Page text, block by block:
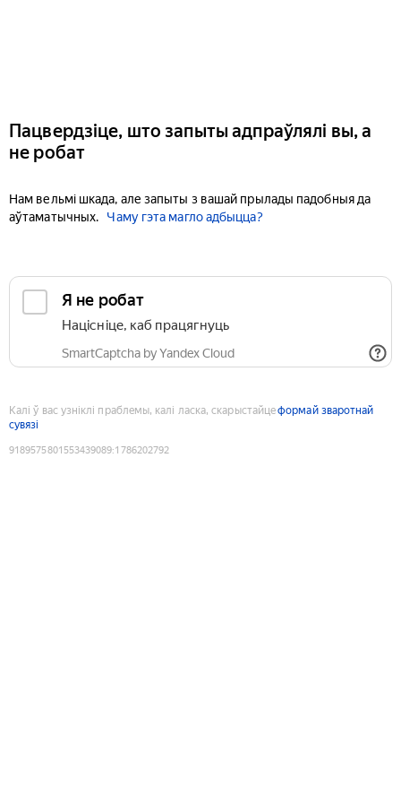
Пацвердзіце, што запыты адпраўлялі вы, а
не робат
Нам вельмі шкада, але запыты з вашай прылады падобныя да
аўтаматычных.
Чаму гэта магло адбыцца?
Я не робат
Націсніце, каб працягнуць
SmartCaptcha by Yandex Cloud
Калі ў вас узніклі праблемы, калі ласка, скарыстайцеформай зваротнай
сувязі
9189575801553439089:1786202792